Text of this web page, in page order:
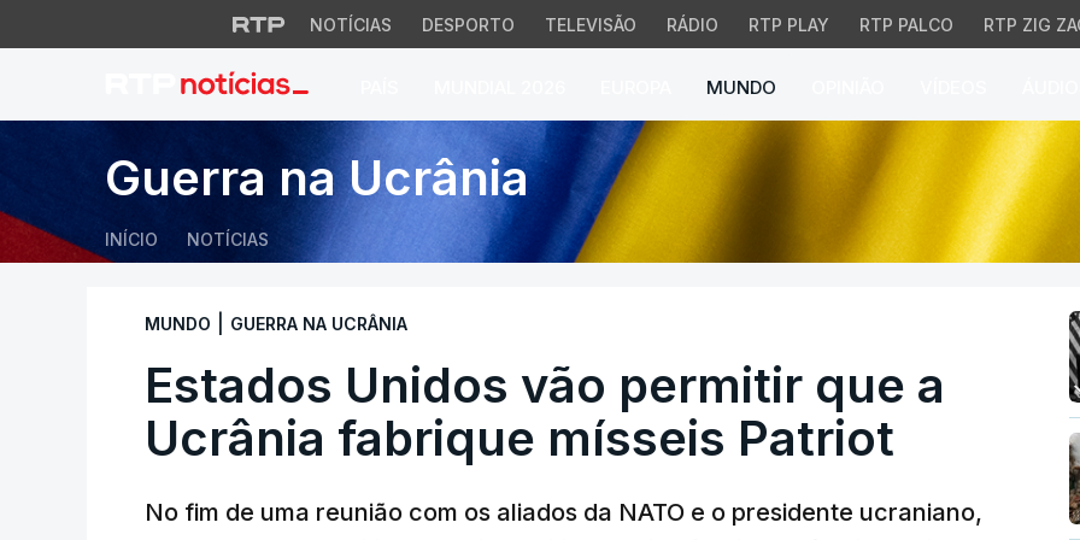
NOTÍCIAS DESPORTO TELEVISÃO RÁDIO RTP PLAY RTP PALCO RTP ZIG
MUNDO
Estados Unidos vão permitir que a
Guerra na Ucrânia
INÍCIO NOTÍCIAS
MUNDO GUERRA NA UCRÂNIA
Estados Unidos vão permitir que a
Ucrânia fabrique mísseis Patriot
No fim de uma reunião com os aliados da NATO e o presidente ucraniano,